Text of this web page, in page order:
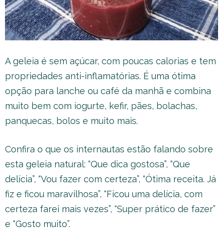
A geleia é sem açúcar, com poucas calorias e tem
propriedades anti-inflamatórias. É uma ótima
opção para lanche ou café da manhã e combina
muito bem com iogurte, kefir, pães, bolachas,
panquecas, bolos e muito mais.
Confira o que os internautas estão falando sobre
esta geleia natural: “Que dica gostosa”, “Que
delícia”, “Vou fazer com certeza”, “Ótima receita. Já
fiz e ficou maravilhosa”, “Ficou uma delícia, com
certeza farei mais vezes”, “Super prático de fazer”
e “Gosto muito”.